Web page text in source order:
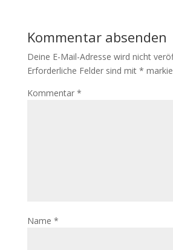
Kommentar absenden
Deine E-Mail-Adresse wird nicht
Erforderliche Felder sind mit *
Kommentar *
Name *